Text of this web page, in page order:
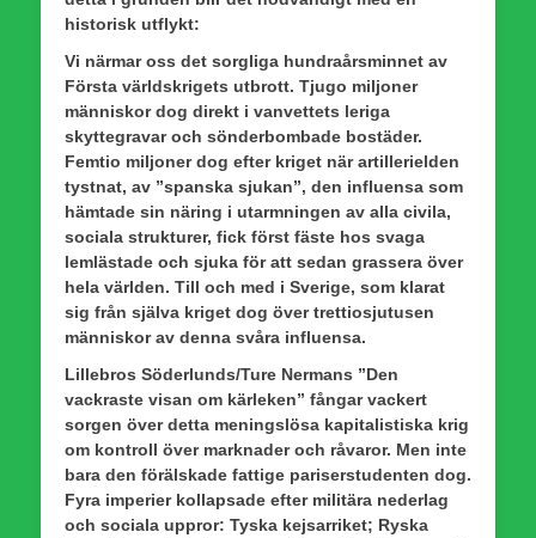
historisk utflykt:
Vi närmar oss det sorgliga hundraårsminnet av
Första världskrigets utbrott. Tjugo miljoner
människor dog direkt i vanvettets leriga
skyttegravar och sönderbombade bostäder.
Femtio miljoner dog efter kriget när artillerielden
tystnat, av ”spanska sjukan”, den influensa som
hämtade sin näring i utarmningen av alla civila,
sociala strukturer, fick först fäste hos svaga
lemlästade och sjuka för att sedan grassera över
hela världen. Till och med i Sverige, som klarat
sig från själva kriget dog över trettiosjutusen
människor av denna svåra influensa.
Lillebros Söderlunds/Ture Nermans ”Den
vackraste visan om kärleken” fångar vackert
sorgen över detta meningslösa kapitalistiska krig
om kontroll över marknader och råvaror. Men inte
bara den förälskade fattige pariserstudenten dog.
Fyra imperier kollapsade efter militära nederlag
och sociala uppror: Tyska kejsarriket; Ryska